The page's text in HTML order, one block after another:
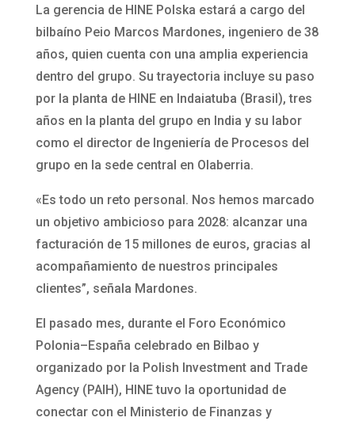
La gerencia de HINE Polska estará a cargo del
bilbaíno Peio Marcos Mardones, ingeniero de 38
años, quien cuenta con una amplia experiencia
dentro del grupo. Su trayectoria incluye su paso
por la planta de HINE en Indaiatuba (Brasil), tres
años en la planta del grupo en India y su labor
como el director de Ingeniería de Procesos del
grupo en la sede central en Olaberria.
«Es todo un reto personal. Nos hemos marcado
un objetivo ambicioso para 2028: alcanzar una
facturación de 15 millones de euros, gracias al
acompañamiento de nuestros principales
clientes”, señala Mardones.
El pasado mes, durante el Foro Económico
Polonia–España celebrado en Bilbao y
organizado por la Polish Investment and Trade
Agency (PAIH), HINE tuvo la oportunidad de
conectar con el Ministerio de Finanzas y